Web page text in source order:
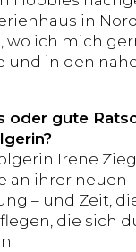
in
wo ich mich
und in den
oder gute
Irene
an ihrer neuen
– und Zeit,
die sich